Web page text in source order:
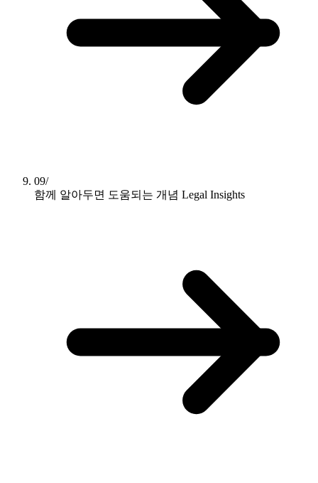
09/
함께 알아두면 도움되는 개념 Legal Insights